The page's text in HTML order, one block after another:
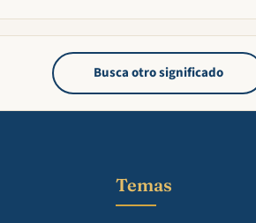
Busca otro significado
Temas